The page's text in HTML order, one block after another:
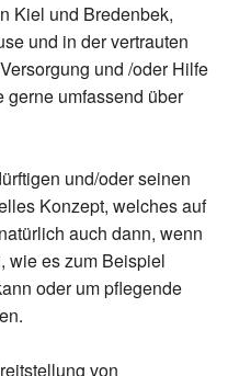
Kiel und Bredenbek,
und in der vertrauten
und /oder Hilfe
umfassend über
und/oder seinen
Konzept, welches auf
auch dann, wenn
wie es zum Beispiel
oder um pflegende
von